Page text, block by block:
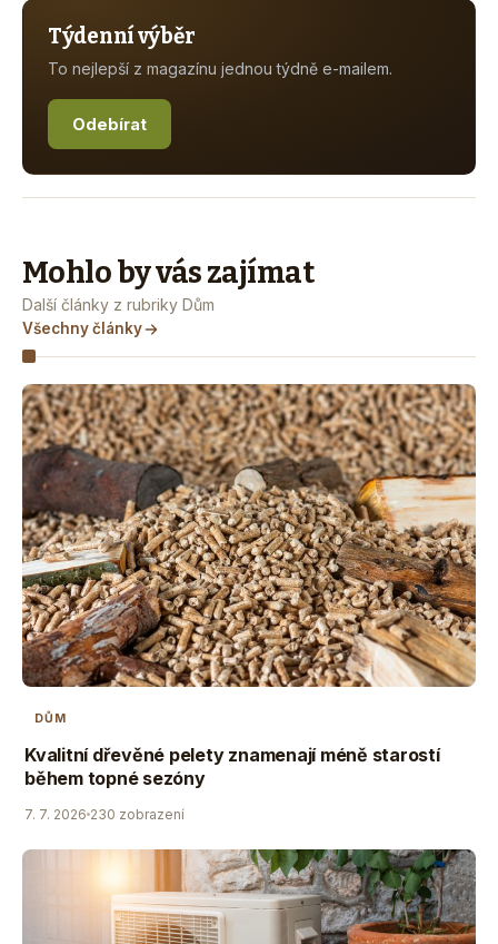
Týdenní výběr
To nejlepší z magazínu jednou týdně e-mailem.
Odebírat
Mohlo by vás zajímat
Další články z rubriky Dům
Všechny články
DŮM
Kvalitní dřevěné pelety znamenají méně starostí
během topné sezóny
7. 7. 2026 230 zobrazení